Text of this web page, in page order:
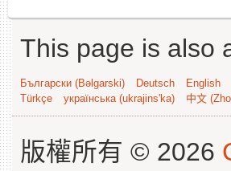
This page is also
Български (Bəlgarski) Deutsch English
Türkçe
українська (ukrajins'ka) 中文
版權所有 © 2026